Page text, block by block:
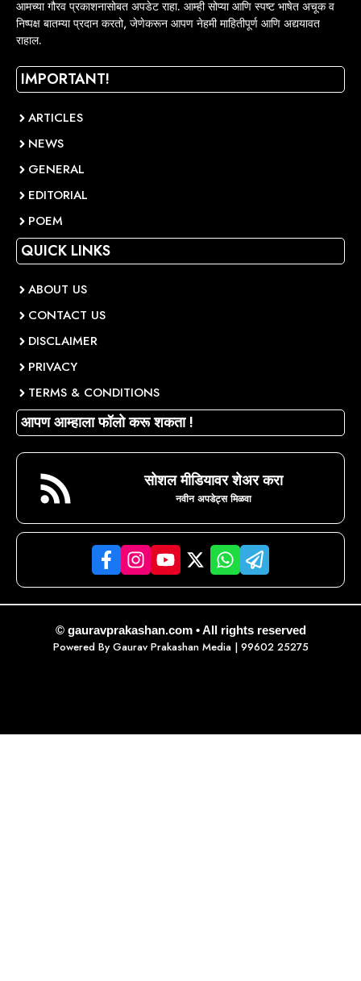
आमच्या गौरव प्रकाशनासोबत अपडेट राहा. आम्ही सोप्या आणि स्पष्ट भाषेत अचूक व
निष्पक्ष बातम्या प्रदान करतो, जेणेकरून आपण नेहमी माहितीपूर्ण आणि अद्ययावत
राहाल.
IMPORTANT!
ARTICLES
NEWS
GENERAL
EDITORIAL
POEM
QUICK LINKS
ABOUT US
CONTACT US
DISCLAIMER
PRIVACY
TERMS & CONDITIONS
आपण आम्हाला फॉलो करू शकता !
सोशल मीडियावर शेअर करा
नवीन अपडेट्स मिळवा
© gauravprakashan.com • All rights reserved
Powered By Gaurav Prakashan Media| 99602 25275